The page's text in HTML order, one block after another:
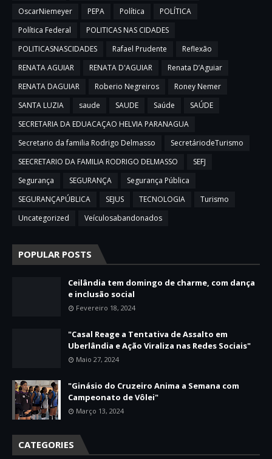
OscarNiemeyer
PEPA Política
POLÍTICA
Política Federal
POLITICAS NAS CIDADES
POLITICASNASCIDADES
Rafael Prudente
Reflexão
RENATA AGUIAR
RENATA D'AGUIAR
Renata D’Aguiar
RENATA DAGUIAR
Roberio Negreiros
Roney Nemer
SANTA LUZIA
saude SAUDE Saúde
SAÚDE
SECRETARIA DA EDUACAÇAO HELVIA PARANAGUA
Secretario da familia Rodrigo Delmasso
SecretáriodeTurismo
SEECRETARIO DA FAMILIA RODRIGO DELMASSO
SEFJ
Segurança
SEGURANÇA
Segurança Pública
SEGURANÇAPÚBLICA
SEJUS TECNOLOGIA
Turismo
Uncategorized
Veículosabandonados
POPULAR POSTS
Ceilândia tem domingo de charme, com dança
e inclusão social
Fevereiro 18, 2024
"Casal Reage a Tentativa de Assalto em
Uberlândia e Ação Viraliza nas Redes Sociais"
Maio 27, 2024
"Ginásio do Cruzeiro Anima a Semana com
Campeonato de Vôlei"
Março 13, 2024
CATEGORIES